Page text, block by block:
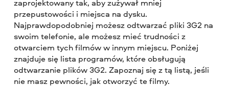
zaprojektowany tak, aby zużywał mniej
przepustowości i miejsca na dysku.
Najprawdopodobniej możesz odtwarzać pliki 3G2 na
swoim telefonie, ale możesz mieć trudności z
otwarciem tych filmów w innym miejscu. Poniżej
znajduje się lista programów, które obsługują
odtwarzanie plików 3G2. Zapoznaj się z tą listą, jeśli
nie masz pewności, jak otworzyć te filmy.